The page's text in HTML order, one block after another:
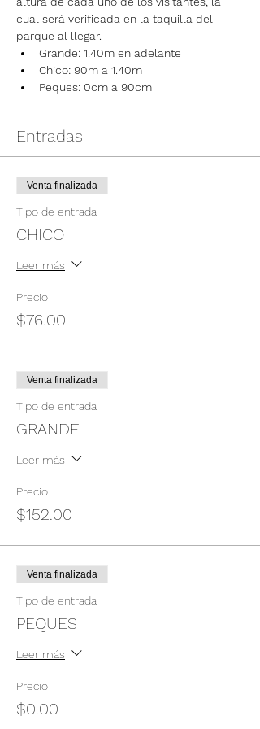
cual será verificada en la taquilla del
parque al llegar.
Grande: 1.40m en adelante
Chico: 90m a 1.40m
Peques: 0cm a 90cm
Entradas
Venta finalizada
Tipo de entrada
CHICO
Leer más
Precio
$76.00
Venta finalizada
Tipo de entrada
GRANDE
Leer más
Precio
$152.00
Venta finalizada
Tipo de entrada
PEQUES
Leer más
Precio
$0.00